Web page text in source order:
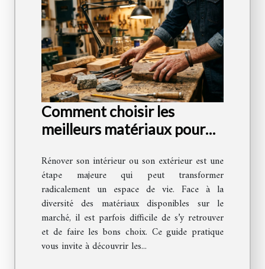
Comment choisir les
meilleurs matériaux pour
Rénover son intérieur ou son extérieur est une
étape majeure qui peut transformer
radicalement un espace de vie. Face à la
diversité des matériaux disponibles sur le
marché, il est parfois difficile de s’y retrouver
et de faire les bons choix. Ce guide pratique
vous invite à découvrir les...